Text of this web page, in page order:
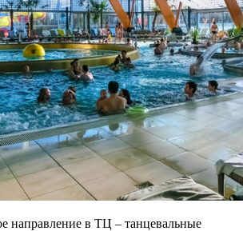
направление в ТЦ – танцевальные